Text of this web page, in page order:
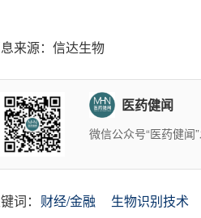
来源：信达生物
医药健闻
微信公众号“医药健闻
词： 财经/金融 生物识别技术